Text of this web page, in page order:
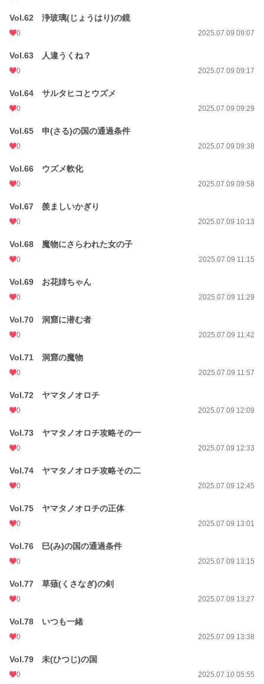
Vol.62 浄玻璃(じょうはり)の鏡
0 2025.07.09 09:07
Vol.63 人違うくね？
0 2025.07.09 09:17
Vol.64 サルタヒコとウズメ
0 2025.07.09 09:29
Vol.65 申(さる)の国の通過条件
0 2025.07.09 09:38
Vol.66 ウズメ軟化
0 2025.07.09 09:58
Vol.67 羨ましいかぎり
0 2025.07.09 10:13
Vol.68 魔物にさらわれた女の子
0 2025.07.09 11:15
Vol.69 お花姉ちゃん
0 2025.07.09 11:29
Vol.70 洞窟に潜む者
0 2025.07.09 11:42
Vol.71 洞窟の魔物
0 2025.07.09 11:57
Vol.72 ヤマタノオロチ
0 2025.07.09 12:09
Vol.73 ヤマタノオロチ攻略その一
0 2025.07.09 12:33
Vol.74 ヤマタノオロチ攻略その二
0 2025.07.09 12:45
Vol.75 ヤマタノオロチの正体
0 2025.07.09 13:01
Vol.76 巳(み)の国の通過条件
0 2025.07.09 13:15
Vol.77 草薙(くさなぎ)の剣
0 2025.07.09 13:27
Vol.78 いつも一緒
0 2025.07.09 13:38
Vol.79 未(ひつじ)の国
0 2025.07.10 05:55